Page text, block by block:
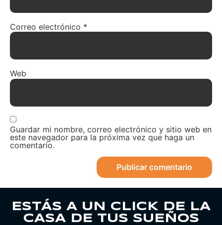
Correo electrónico *
Web
Guardar mi nombre, correo electrónico y sitio web en
este navegador para la próxima vez que haga un
comentario.
ESTÁS A UN CLICK DE LA
CASA DE TUS SUEÑOS